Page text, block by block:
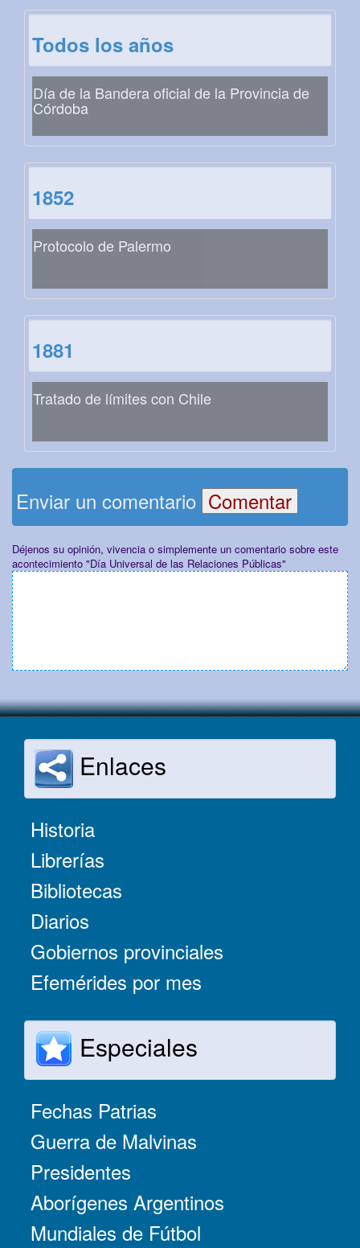
Todos los años
Día de la Bandera oficial de la Provincia de
Córdoba
1852
Protocolo de Palermo
1881
Tratado de límites con Chile
Enviar un comentario
Déjenos su opinión, vivencia o simplemente un comentario sobre este
acontecimiento "Día Universal de las Relaciones Públicas"
Enlaces
Historia
Librerías
Bibliotecas
Diarios
Gobiernos provinciales
Efemérides por mes
Especiales
Fechas Patrias
Guerra de Malvinas
Presidentes
Aborígenes Argentinos
Mundiales de Fútbol